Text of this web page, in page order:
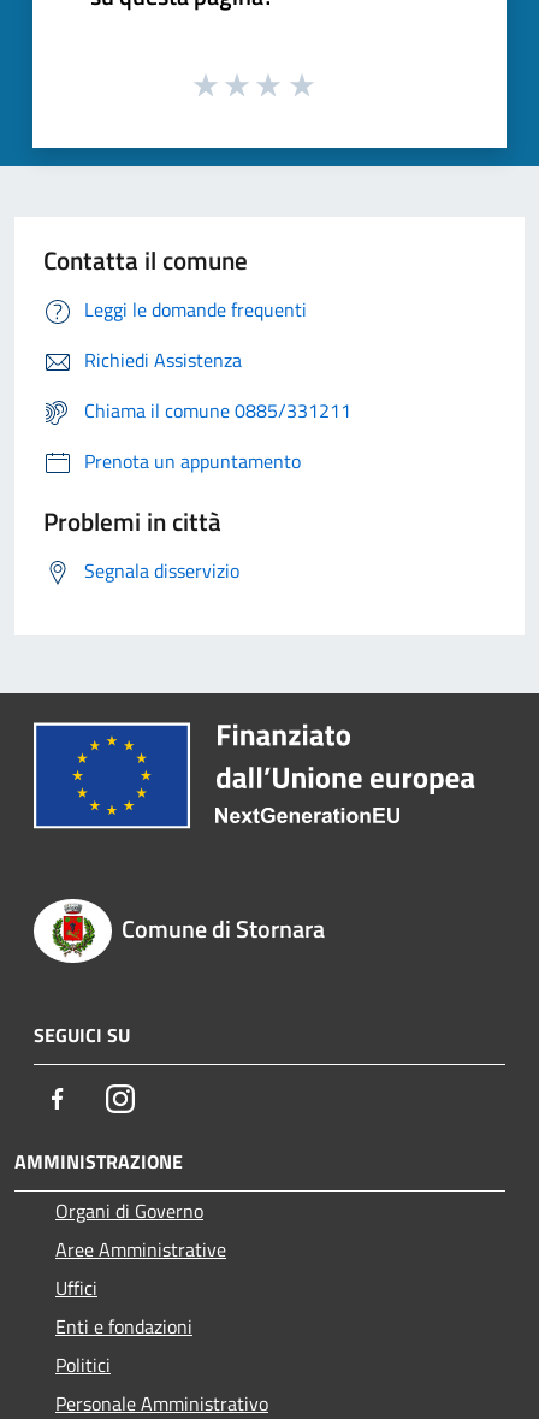
Contatta il comune
Leggi le domande frequenti
Richiedi Assistenza
Chiama il comune 0885/331211
Prenota un appuntamento
Problemi in città
Segnala disservizio
Comune di Stornara
SEGUICI SU
FacebookInstagram
AMMINISTRAZIONE
Organi di Governo
Aree Amministrative
Uffici
Enti e fondazioni
Politici
Personale Amministrativo